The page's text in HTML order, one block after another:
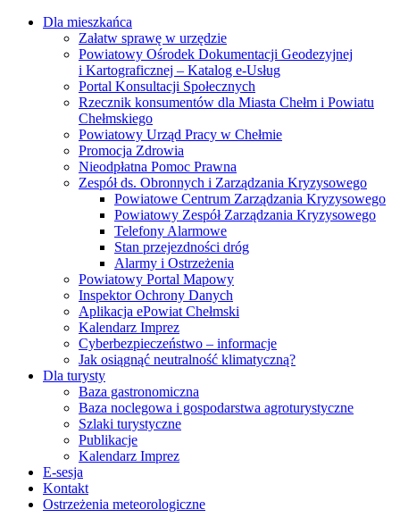
Dla mieszkańca
Załatw sprawę w urzędzie
Powiatowy Ośrodek Dokumentacji Geodezyjnej
i Kartograficznej – Katalog e-Usług
Portal Konsultacji Społecznych
Rzecznik konsumentów dla Miasta Chełm i Powiatu
Chełmskiego
Powiatowy Urząd Pracy w Chełmie
Promocja Zdrowia
Nieodpłatna Pomoc Prawna
Zespół ds. Obronnych i Zarządzania Kryzysowego
Powiatowe Centrum Zarządzania Kryzysowego
Powiatowy Zespół Zarządzania Kryzysowego
Telefony Alarmowe
Stan przejezdności dróg
Alarmy i Ostrzeżenia
Powiatowy Portal Mapowy
Inspektor Ochrony Danych
Aplikacja ePowiat Chełmski
Kalendarz Imprez
Cyberbezpieczeństwo – informacje
Jak osiągnąć neutralność klimatyczną?
Dla turysty
Baza gastronomiczna
Baza noclegowa i gospodarstwa agroturystyczne
Szlaki turystyczne
Publikacje
Kalendarz Imprez
E-sesja
Kontakt
Ostrzeżenia meteorologiczne